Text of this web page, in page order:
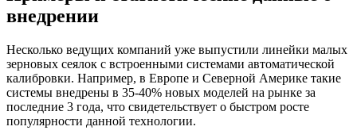
внедрении
Несколько ведущих компаний уже выпустили линейки малых
зерновых сеялок с встроенными системами автоматической
калибровки. Например, в Европе и Северной Америке такие
системы внедрены в 35-40% новых моделей на рынке за
последние 3 года, что свидетельствует о быстром росте
популярности данной технологии.